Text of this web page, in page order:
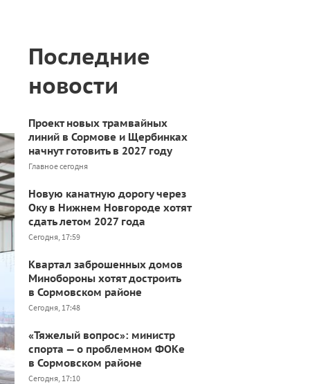
Последние
новости
Проект новых трамвайных
линий в Сормове и Щербинках
начнут готовить в 2027 году
Главное сегодня
Новую канатную дорогу через
Оку в Нижнем Новгороде хотят
сдать летом 2027 года
Сегодня, 17:59
Квартал заброшенных домов
Минобороны хотят достроить
в Сормовском районе
Сегодня, 17:48
«Тяжелый вопрос»: министр
спорта — о проблемном ФОКе
в Сормовском районе
Сегодня, 17:10